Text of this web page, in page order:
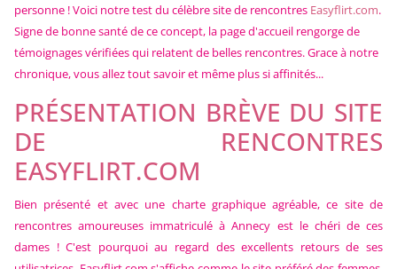
personne ! Voici notre test du célèbre site de rencontres Easyflirt.com.
Signe de bonne santé de ce concept, la page d'accueil rengorge de
témoignages vérifiées qui relatent de belles rencontres. Grace à notre
chronique, vous allez tout savoir et même plus si affinités...
PRÉSENTATION BRÈVE DU SITE
DE RENCONTRES
EASYFLIRT.COM
Bien présenté et avec une charte graphique agréable, ce site de
rencontres amoureuses immatriculé à Annecy est le chéri de ces
dames ! C'est pourquoi au regard des excellents retours de ses